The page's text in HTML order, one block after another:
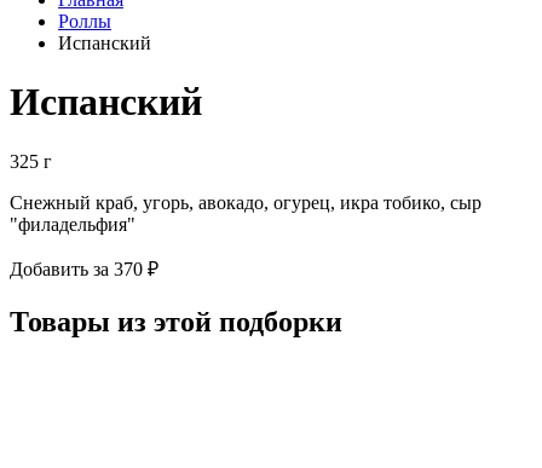
Роллы
Испанский
Испанский
325 г
Снежный краб, угорь, авокадо, огурец, икра тобико, сыр
"филадельфия"
Добавить за 370 ₽
Товары из этой подборки